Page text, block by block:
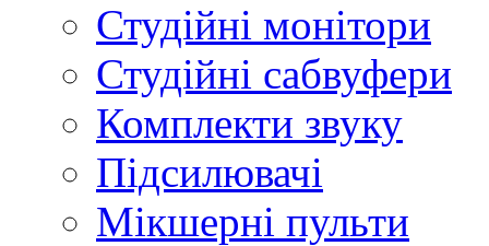
Студійні монітори
Студійні сабвуфери
Комплекти звуку
Підсилювачі
Мікшерні пульти